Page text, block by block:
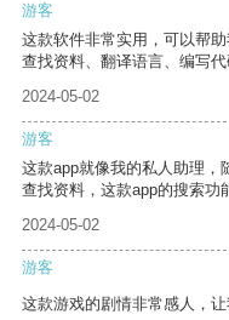
游客
这款软件非常实用，可以帮
查找资料、翻译语言、编写代
2024-05-02
游客
这款app就像我的私人助理，
查找资料，这款app的搜索功
2024-05-02
游客
这款游戏的剧情非常感人，让